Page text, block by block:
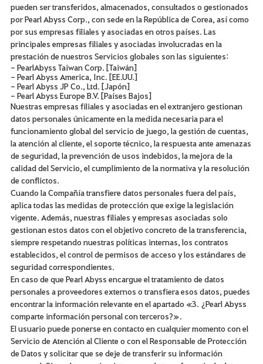
pueden ser transferidos, almacenados, consultados o gestionados
por Pearl Abyss Corp., con sede en la República de Corea, así como
por sus empresas filiales y asociadas en otros países. Las
principales empresas filiales y asociadas involucradas en la
prestación de nuestros Servicios globales son las siguientes:
- PearlAbyss Taiwan Corp. [Taiwán]
- Pearl Abyss America, Inc. [EE.UU.]
- Pearl Abyss JP Co., Ltd. [Japón]
- Pearl Abyss Europe B.V. [Países Bajos]
Nuestras empresas filiales y asociadas en el extranjero gestionan
datos personales únicamente en la medida necesaria para el
funcionamiento global del servicio de juego, la gestión de cuentas,
la atención al cliente, el soporte técnico, la respuesta ante amenazas
de seguridad, la prevención de usos indebidos, la mejora de la
calidad del Servicio, el cumplimiento de la normativa y la resolución
de conflictos.
Cuando la Compañía transfiere datos personales fuera del país,
aplica todas las medidas de protección que exige la legislación
vigente. Además, nuestras filiales y empresas asociadas solo
gestionan estos datos con el objetivo concreto de la transferencia,
siempre respetando nuestras políticas internas, los contratos
establecidos, el control de permisos de acceso y los estándares de
seguridad correspondientes.
En caso de que Pearl Abyss encargue el tratamiento de datos
personales a proveedores externos o transfiera esos datos, puedes
encontrar la información relevante en el apartado «3. ¿Pearl Abyss
comparte información personal con terceros?».
El usuario puede ponerse en contacto en cualquier momento con el
Servicio de Atención al Cliente o con el Responsable de Protección
de Datos y solicitar que se deje de transferir su información